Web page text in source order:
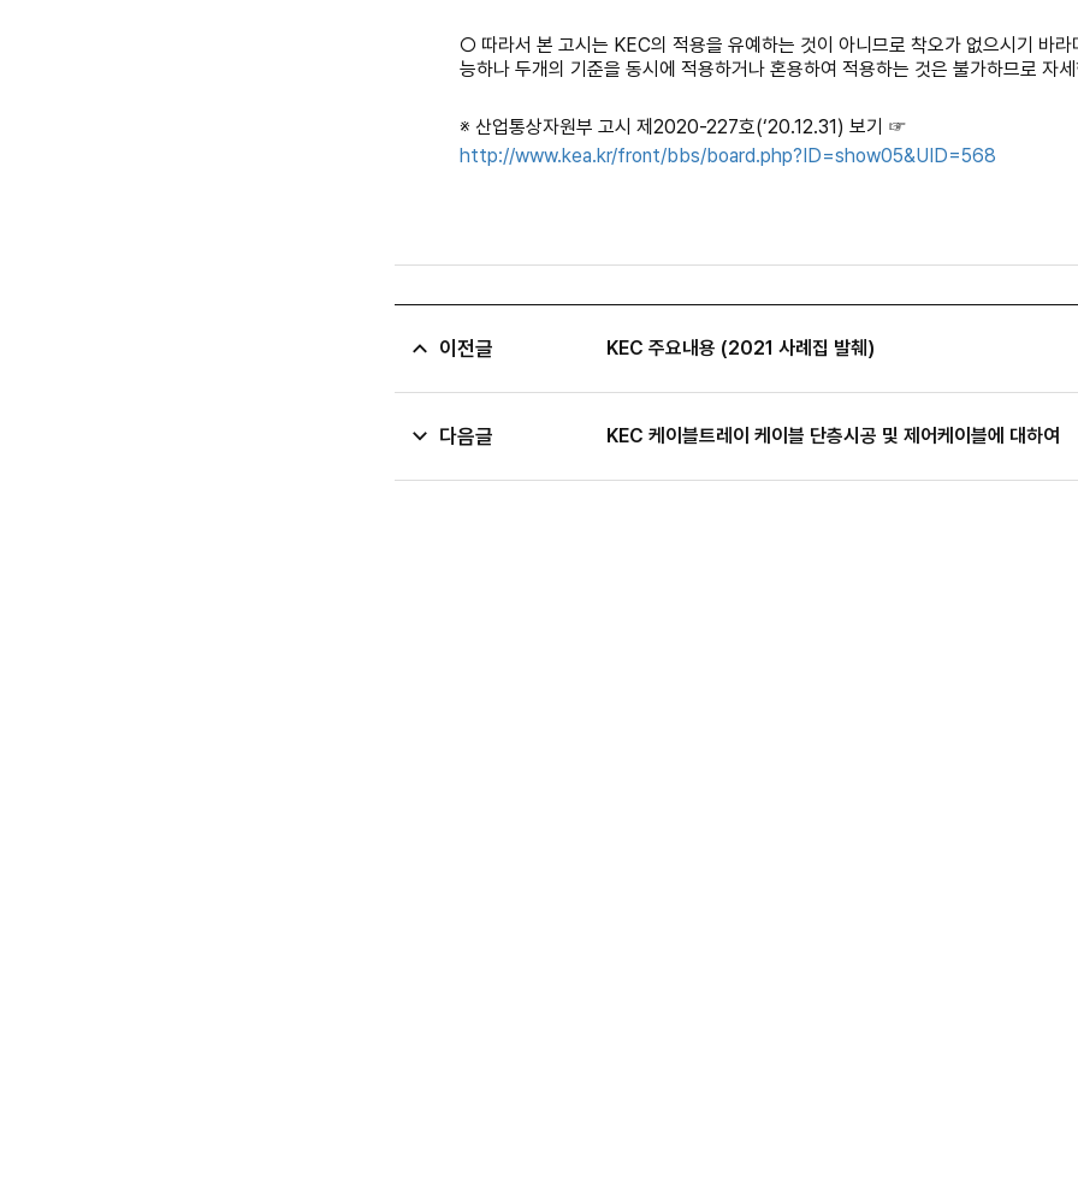
○ 따라서 본 고시는 KEC의 적용을 유예하는 것이 아니므로 착오가 없으시기 바라
능하나 두개의 기준을 동시에 적용하거나 혼용하여 적용하는 것은 불가하므로 자
※ 산업통상자원부 고시 제2020-227호(‘20.12.31) 보기 ☞
http://www.kea.kr/front/bbs/board.php?ID=show05&UID=568
이전글 KEC 주요내용 (2021 사례집 발췌)
다음글 KEC 케이블트레이 케이블 단층시공 및 제어케이블에 대하여